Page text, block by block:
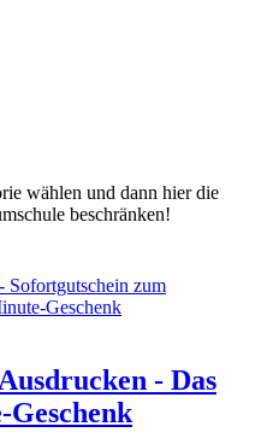
wählen und dann hier die
beschränken!
- Das